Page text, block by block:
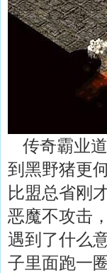
传奇霸业
到黑野猪更
比盟总省刚
恶魔不攻击
遇到了什么
子里面跑一